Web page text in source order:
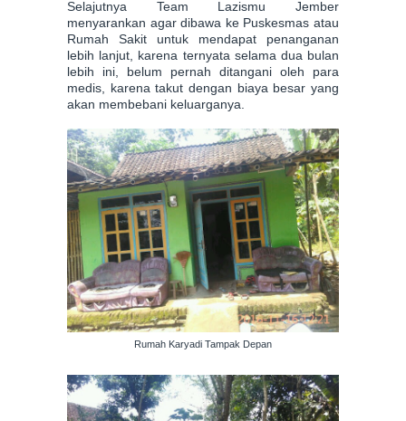
Selajutnya Team Lazismu Jember
menyarankan agar dibawa ke Puskesmas atau
Rumah Sakit untuk mendapat penanganan
lebih lanjut, karena ternyata selama dua bulan
lebih ini, belum pernah ditangani oleh para
medis, karena takut dengan biaya besar yang
akan membebani keluarganya.
Rumah Karyadi Tampak Depan